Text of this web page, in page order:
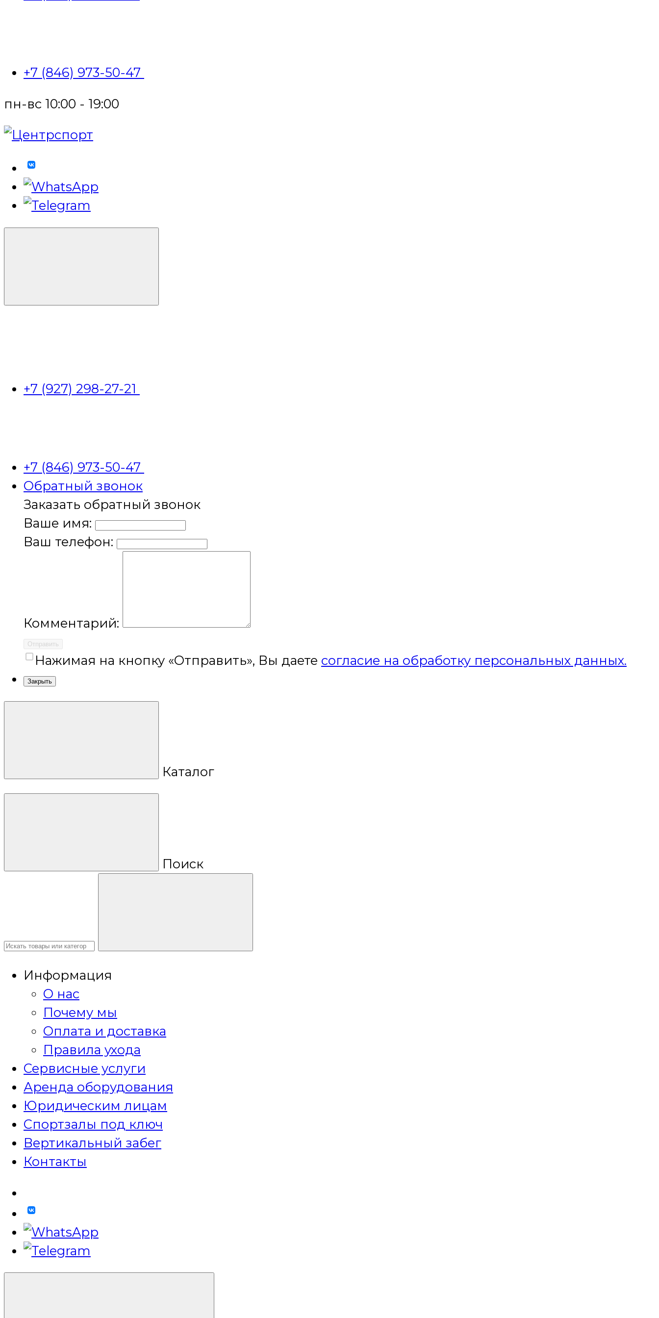
+7 (846) 973-50-47
пн-вс 10:00 - 19:00
+7 (927) 298-27-21
+7 (846) 973-50-47
Обратный звонок
Заказать обратный звонок
Ваше имя:
Ваш телефон:
Комментарий:
Отправить
Нажимая на кнопку «Отправить», Вы даете согласие на обработку персональных данных.
Закрыть
Каталог
Поиск
Информация
О нас
Почему мы
Оплата и доставка
Правила ухода
Сервисные услуги
Аренда оборудования
Юридическим лицам
Спортзалы под ключ
Вертикальный забег
Контакты